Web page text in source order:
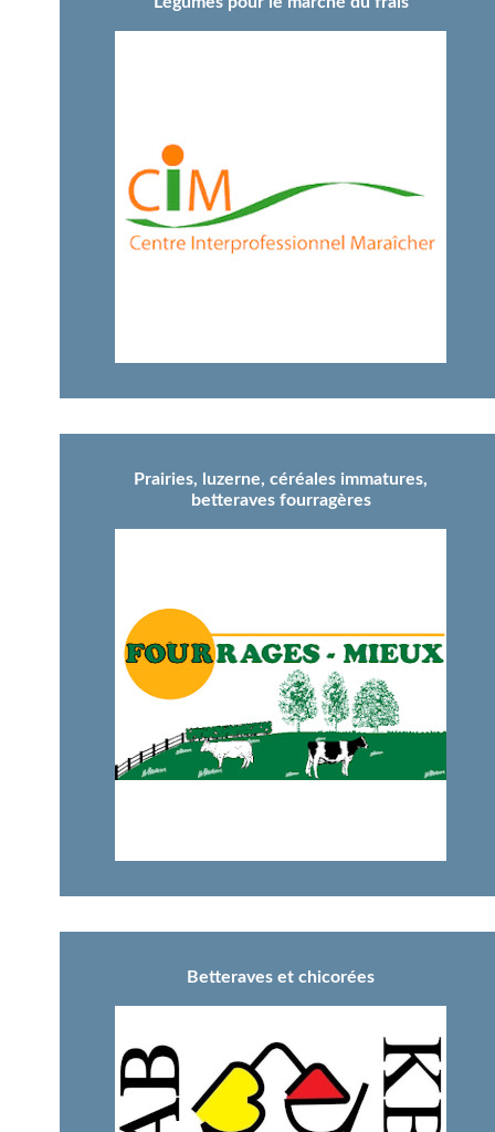
Prairies, luzerne, céréales immatures,
betteraves fourragères
Betteraves et chicorées